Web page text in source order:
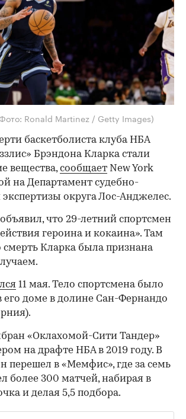
Ronald Martinez / Getty Images)
баскетболиста клуба НБА
Брэндона Кларка стали
вещества,сообщает New York
на Департамент судебно-
округа Лос-Анджелес.
что 29-летний спортсмен
героина и кокаина». Там
смерть Кларка была признана
11 мая. Тело спортсмена было
его доме в долине Сан-Фернандо
«Оклахомой-Сити Тандер»
на драфте НБА в 2019 году. В
перешел в «Мемфис», где за семь
более 300 матчей, набирая в
и делая 5,5 подбора.